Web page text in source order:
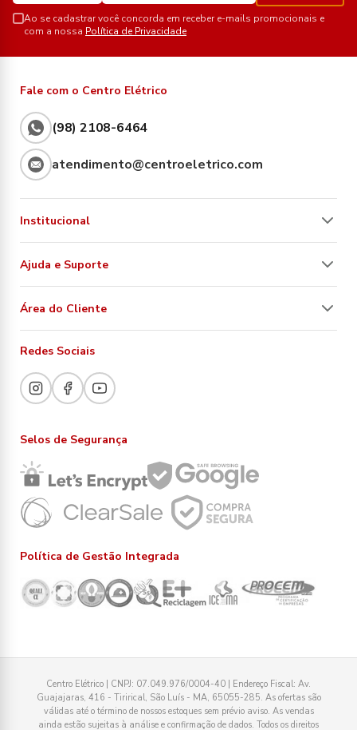
Ao se cadastrar você concorda em receber e-mails promocionais e
com a nossa Política de Privacidade
Fale com o Centro Elétrico
(98) 2108-6464
atendimento@centroeletrico.com
Institucional
Ajuda e Suporte
Área do Cliente
Redes Sociais
Selos de Segurança
Política de Gestão Integrada
Centro Elétrico | CNPJ: 07.049.976/0004-40 | Endereço Fiscal: Av.
Guajajaras, 416 - Tirirical, São Luís - MA, 65055-285. As ofertas são
válidas até o término de nossos estoques sem prévio aviso. As vendas
ainda estão sujeitas à análise e confirmação de dados. Todos os direitos